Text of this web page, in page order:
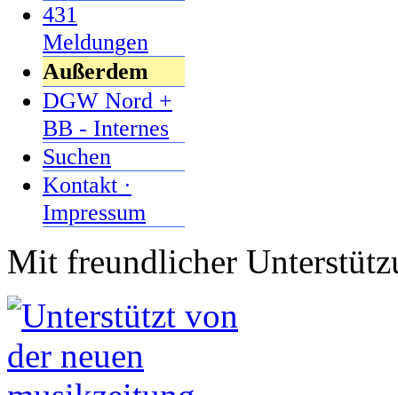
431
Meldungen
Außerdem
DGW Nord +
BB - Internes
Suchen
Kontakt ·
Impressum
Mit freundlicher